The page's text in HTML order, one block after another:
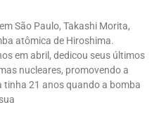
São Paulo, Takashi Morita,
atômica de Hiroshima.
em abril, dedicou seus últimos
nucleares, promovendo a
tinha 21 anos quando a bomba